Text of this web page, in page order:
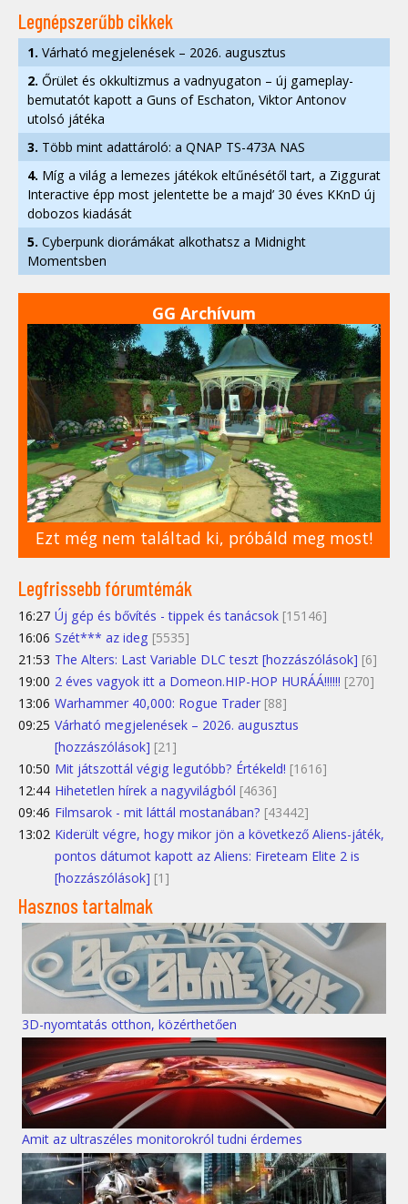
Legnépszerűbb cikkek
1. Várható megjelenések – 2026. augusztus
2. Őrület és okkultizmus a vadnyugaton – új gameplay-
bemutatót kapott a Guns of Eschaton, Viktor Antonov
utolsó játéka
3. Több mint adattároló: a QNAP TS-473A NAS
4. Míg a világ a lemezes játékok eltűnésétől tart, a Ziggurat
Interactive épp most jelentette be a majd’ 30 éves KKnD új
dobozos kiadását
5. Cyberpunk diorámákat alkothatsz a Midnight
Momentsben
GG Archívum
Ezt még nem találtad ki, próbáld meg most!
Legfrissebb fórumtémák
16:27 Új gép és bővítés - tippek és tanácsok [15146]
16:06 Szét*** az ideg [5535]
21:53 The Alters: Last Variable DLC teszt [hozzászólások] [6]
19:00 2 éves vagyok itt a Domeon.HIP-HOP HURÁÁ!!!!!! [270]
13:06 Warhammer 40,000: Rogue Trader [88]
09:25 Várható megjelenések – 2026. augusztus
[hozzászólások] [21]
10:50 Mit játszottál végig legutóbb? Értékeld! [1616]
12:44 Hihetetlen hírek a nagyvilágból [4636]
09:46 Filmsarok - mit láttál mostanában? [43442]
13:02 Kiderült végre, hogy mikor jön a következő Aliens-játék,
pontos dátumot kapott az Aliens: Fireteam Elite 2 is
[hozzászólások] [1]
Hasznos tartalmak
3D-nyomtatás otthon, közérthetően
Amit az ultraszéles monitorokról tudni érdemes